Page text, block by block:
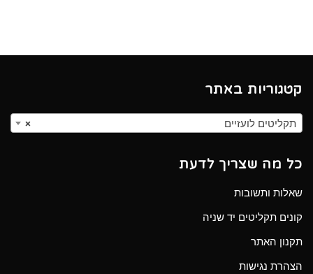
קטגוריות באתר
× תקליטים לועזיים
כל מה שצריך לדעת
שאלות ותשובות
קונים תקליטים יד שניה
תקנון האתר
הצהרת נגישות